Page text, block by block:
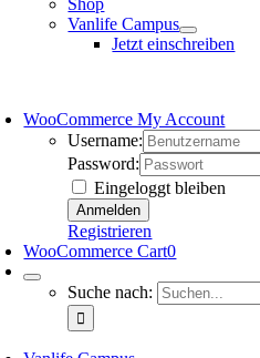
Shop
Vanlife Campus
Jetzt einschreiben
WooCommerce My Account
Username:
Password:
Eingeloggt bleiben
Registrieren
WooCommerce Cart0
Suche nach: